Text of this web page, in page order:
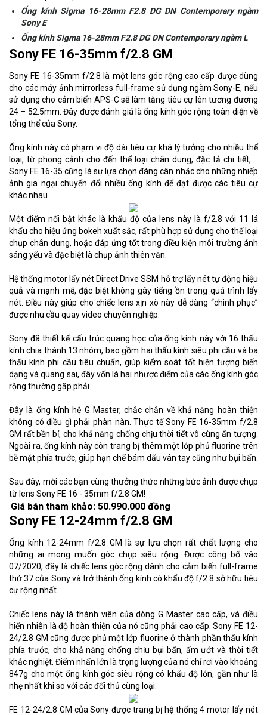
Ống kính Sigma 16-28mm F2.8 DG DN Contemporary ngàm
Sony E
Ống kính Sigma 16-28mm F2.8 DG DN Contemporary ngàm L
Sony FE 16-35mm f/2.8 GM
Sony FE 16-35mm f/2.8 là một lens góc rộng cao cấp được dùng
cho các máy ảnh mirrorless full-frame sử dụng ngàm Sony-E, nếu
sử dụng cho cảm biến APS-C sẽ làm tăng tiêu cự lên tương đương
24 – 52.5mm. Đây được đánh giá là ống kính góc rộng toàn diện về
tổng thể của Sony.
Ống kính này có phạm vi độ dài tiêu cự khá lý tưởng cho nhiều thể
loại, từ phong cảnh cho đến thể loại chân dung, đặc tả chi tiết,....
Sony FE 16-35 cũng là sự lựa chọn đáng cân nhắc cho những nhiếp
ảnh gia ngại chuyển đổi nhiều ống kính để đạt được các tiêu cự
khác nhau.
Một điểm nổi bật khác là khẩu độ của lens này là f/2.8 với 11 lá
khẩu cho hiệu ứng bokeh xuất sắc, rất phù hợp sử dụng cho thể loại
chụp chân dung, hoặc đáp ứng tốt trong điều kiện môi trường ánh
sáng yếu và đặc biệt là chụp ảnh thiên văn.
Hệ thống motor lấy nét Direct Drive SSM hỗ trợ lấy nét tự động hiệu
quả và mạnh mẽ, đặc biệt không gây tiếng ồn trong quá trình lấy
nét. Điều này giúp cho chiếc lens xịn xò này dễ dàng “chinh phục”
được nhu cầu quay video chuyên nghiệp.
Sony đã thiết kế cấu trúc quang học của ống kính này với 16 thấu
kính chia thành 13 nhóm, bao gồm hai thấu kính siêu phi cầu và ba
thấu kính phi cầu tiêu chuẩn, giúp kiểm soát tốt hiện tượng biến
dạng và quang sai, đây vốn là hai nhược điểm của các ống kính góc
rộng thường gặp phải.
Đây là ống kính hệ G Master, chắc chắn về khả năng hoàn thiện
không có điều gì phải phàn nàn. Thực tế Sony FE 16-35mm f/2.8
GM rất bền bỉ, cho khả năng chống chịu thời tiết vô cùng ấn tượng.
Ngoài ra, ống kính này còn trang bị thêm một lớp phủ fluorine trên
bề mặt phía trước, giúp hạn chế bám dấu vân tay cũng như bụi bẩn.
Sau đây, mời các bạn cùng thưởng thức những bức ảnh được chụp
từ lens Sony FE 16 - 35mm f/2.8 GM!
Giá bán tham khảo: 50.990.000 đồng
Sony FE 12-24mm f/2.8 GM
Ống kính 12-24mm f/2.8 GM là sự lựa chọn rất chất lượng cho
những ai mong muốn góc chụp siêu rộng. Được công bố vào
07/2020, đây là chiếc lens góc rộng dành cho cảm biến full-frame
thứ 37 của Sony và trở thành ống kính có khẩu độ f/2.8 sở hữu tiêu
cự rộng nhất.
Chiếc lens này là thành viên của dòng G Master cao cấp, và điều
hiển nhiên là độ hoàn thiện của nó cũng phải cao cấp. Sony FE 12-
24/2.8 GM cũng được phủ một lớp fluorine ở thành phần thấu kính
phía trước, cho khả năng chống chịu bụi bẩn, ẩm ướt và thời tiết
khắc nghiệt. Điểm nhấn lớn là trọng lượng của nó chỉ rơi vào khoảng
847g cho một ống kính góc siêu rộng có khẩu độ lớn, gần như là
nhẹ nhất khi so với các đối thủ cùng loại.
FE 12-24/2.8 GM của Sony được trang bị hệ thống 4 motor lấy nét